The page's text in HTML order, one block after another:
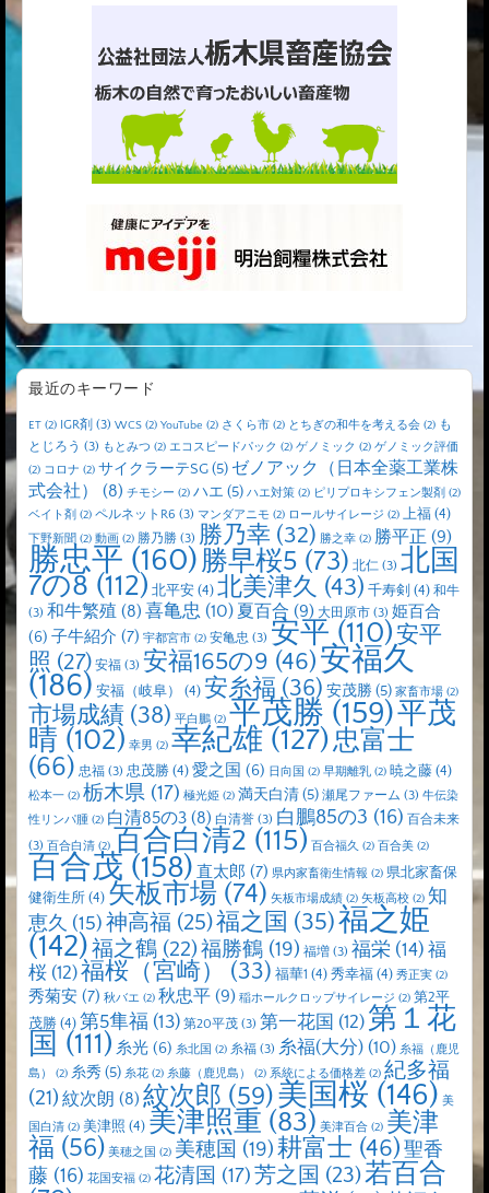
最近のキーワード
ET (2) IGR剤 (3) WCS (2) YouTube (2) さくら市 (2) とちぎの和牛を考える会 (2) も
とじろう (3) もとみつ (2) エコスピードパック (2) ゲノミック (2) ゲノミック評価
(2) コロナ (2) サイクラーテSG(5) ゼノアック（日本全薬工業株
式会社）
(8) チモシー (2) ハエ (5) ハエ対策 (2) ピリプロキシフェン製剤 (2)
ベイト剤 (2) ペルネットR6 (3) マンダアニモ (2) ロールサイレージ (2) 上福 (4)
下野新聞 (2) 動画 (2) 勝乃勝 (3) 勝乃幸 (32) 勝之幸 (2) 勝平正 (9)
勝忠平 (160)勝早桜5 (73) 北仁 (3) 北国
7の8 (112) 北平安 (4) 北美津久 (43) 千寿剣 (4) 和牛
(3) 和牛繁殖 (8) 喜亀忠 (10) 夏百合 (9) 大田原市 (3) 姫百合
(6) 子牛紹介 (7) 宇都宮市 (2) 安亀忠 (3) 安平(110)安平
照 (27) 安福 (3) 安福165の9 (46)安福久
(186) 安福（岐阜） (4) 安糸福 (36) 安茂勝 (5) 家畜市場 (2)
市場成績 (38) 平白鵬 (2) 平茂勝 (159)平茂
晴 (102) 幸男 (2) 幸紀雄 (127)忠富士
(66) 忠福 (3) 忠茂勝 (4) 愛之国 (6) 日向国 (2) 早期離乳 (2) 暁之藤 (4)
松本一 (2) 栃木県 (17) 極光姫 (2) 満天白清(5) 瀬尾ファーム (3) 牛伝染
性リンパ腫 (2) 白清85の3 (8) 白清誉 (3) 白鵬85の3 (16) 百合未来
(3) 百合白清 (2) 百合白清2 (115) 百合福久 (2) 百合美 (2)
百合茂 (158) 直太郎 (7) 県内家畜衛生情報 (2) 県北家畜保
健衛生所 (4) 矢板市場 (74) 矢板市場成績 (2) 矢板高校 (2) 知
恵久 (15) 神高福 (25)福之国 (35)福之姫
(142)福之鶴 (22)福勝鶴 (19) 福増 (3) 福栄 (14) 福
桜 (12)福桜（宮崎） (33) 福華1 (4) 秀幸福 (4) 秀正実 (2)
秀菊安 (7) 秋バエ (2) 秋忠平 (9) 稲ホールクロップサイレージ (2) 第2平
茂勝 (4) 第5隼福 (13) 第20平茂 (3) 第一花国 (12) 第１花
国 (111) 糸光 (6) 糸北国 (2) 糸福 (3) 糸福(大分) (10) 糸福（鹿児
島）
(2) 糸秀 (5) 糸花 (2) 糸藤（鹿児島） (2) 系統による価格差 (2) 紀多福
(21) 紋次朗 (8) 紋次郎 (59)美国桜 (146) 美
国白清 (2) 美津照 (4) 美津照重 (83) 美津百合 (2) 美津
福 (56) 美穂之国 (2) 美穂国 (19)耕富士 (46)聖香
藤 (16) 花国安福 (2) 花清国 (17)芳之国 (23)若百合